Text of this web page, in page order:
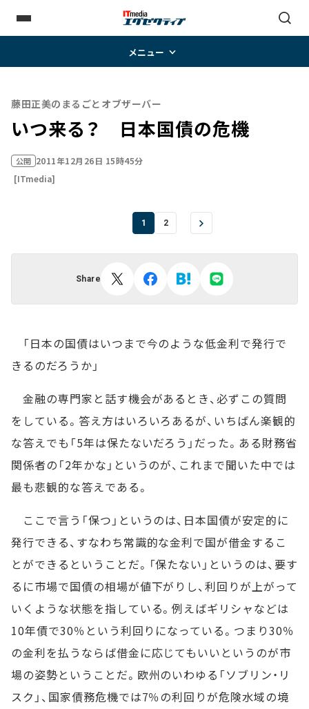
メニュー
藤田正美のまるごとオブザーバー
いつ来る？ 日本国債の危機
公開 2011年12月26日 15時45分
[ITmedia]
1 2
Share
「日本の国債はいつまで今のような低金利で発行で
きるのだろうか」
金融の専門家と話す機会があるとき、必ずこの質問
をしている。答え方はいろいろあるが、いちばん楽観的
な答えでも「5年は保たないだろう」だった。ある財務省
関係者の「2年かな」というのが、これまで聞いた中では
最も悲観的な答えである。
ここで言う「保つ」というのは、日本国債が安定的に
発行できる、すなわち常識的な金利で国が借金するこ
とができるということだ。「保たない」というのは、要す
るに市場で国債の相場が値下がりし、利回りが上がって
いくような状態を指している。例えばギリシャなどは
10年債で30％という利回りになっている。つまり30％
の金利を払うならば借金に応じてもいいというのが市
場の姿勢ということだ。欧州のいわゆる「ソブリン・リ
スク」、国家債務危機では7％の利回りが危険水域の境